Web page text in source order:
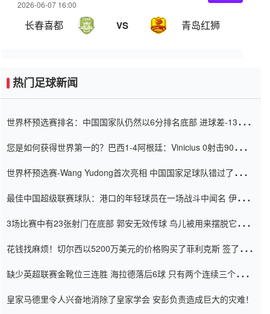
2026-06-07 16:00
长春喜都 VS 青岛红狮
热门足球新闻
世界杯预选赛排名：中国国家队仍然以6分排名底部 进球差-13令人
您是如何获得世界第一的？巴西1-4阿根廷：Vinicius 0射击90分钟
世界杯预选赛-Wang Yudong首次亮相 中国国家足球队错过了世界
最佳中国超级联赛球队：港口的年轻球员在一场战斗中闻名 伊万放
3场比赛中有23张射门在底部 郭安无效传球 鸟儿被用来摆脱它
花钱找麻烦！切尔西以5200万美元的价格购买了菲利克斯 签了7年
缺少英超联赛金靴位三连胜 海拉德落后6球 只有两个连续三个连续
皇家马德里令人兴奋地消除了皇家学会 安彭负责造成巨大的灾难！